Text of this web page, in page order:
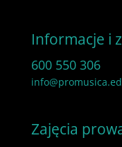
Informacje i
600 550 306
Zajęcia